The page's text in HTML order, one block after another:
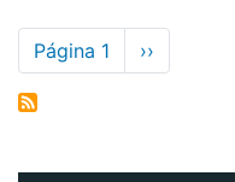
Paginación
Página 1
Siguiente
página
››